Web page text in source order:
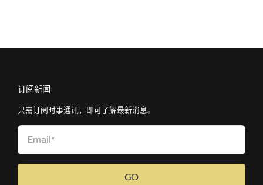
订阅新闻
只需订阅时事通讯，即可了解最新消息。
GO